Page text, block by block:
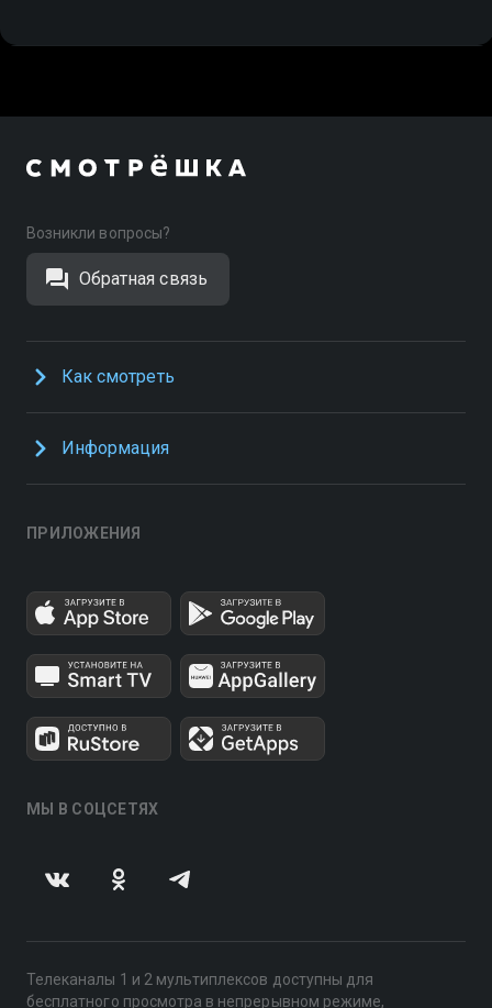
Возникли вопросы?
Обратная связь
Как смотреть
Информация
ПРИЛОЖЕНИЯ
МЫ В СОЦСЕТЯХ
Телеканалы 1 и 2 мультиплексов доступны для
бесплатного просмотра в непрерывном режиме,